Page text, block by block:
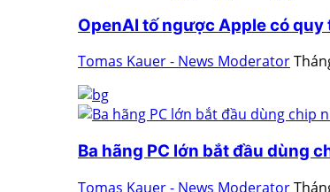
OpenAI tố ngược Apple có
Tomas Kauer - News Moderator
Ba hãng PC lớn bắt đầu dùng
Tomas Kauer - News Moderator